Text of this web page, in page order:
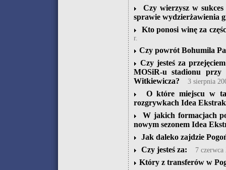
Czy wierzysz w
sprawie wydzierżawienia
Kto ponosi winę za
r.
Czy powrót Bohumila
Czy jesteś za
MOSiR-u stadionu
Witkiewicza?
3 sierpnia
O które miejscu w
rozgrywkach Idea
W jakich formacjach
nowym sezonem Idea
Jak daleko zajdzie
Czy jesteś za:
7 czerwca
Który z transferów w